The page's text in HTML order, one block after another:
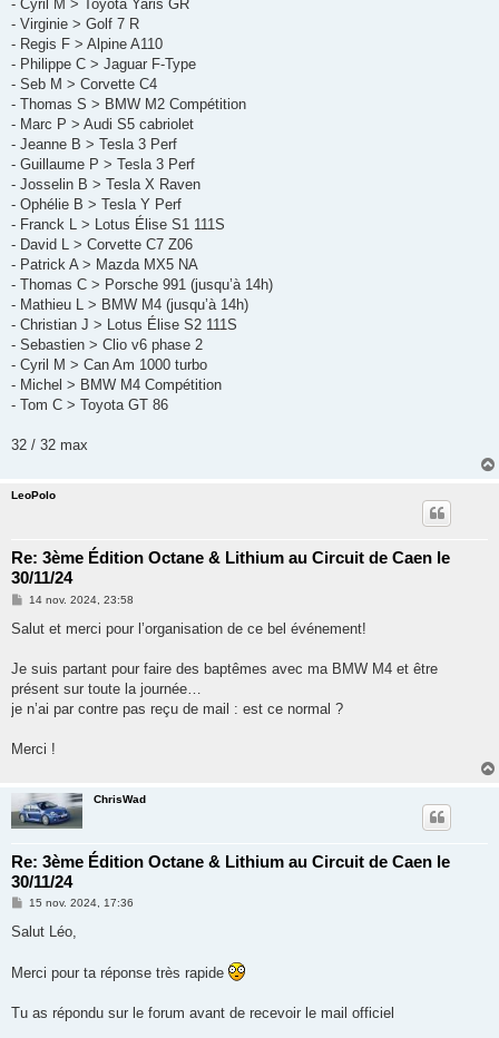
- Cyril M > Toyota Yaris GR
- Virginie > Golf 7 R
- Regis F > Alpine A110
- Philippe C > Jaguar F-Type
- Seb M > Corvette C4
- Thomas S > BMW M2 Compétition
- Marc P > Audi S5 cabriolet
- Jeanne B > Tesla 3 Perf
- Guillaume P > Tesla 3 Perf
- Josselin B > Tesla X Raven
- Ophélie B > Tesla Y Perf
- Franck L > Lotus Élise S1 111S
- David L > Corvette C7 Z06
- Patrick A > Mazda MX5 NA
- Thomas C > Porsche 991 (jusqu’à 14h)
- Mathieu L > BMW M4 (jusqu’à 14h)
- Christian J > Lotus Élise S2 111S
- Sebastien > Clio v6 phase 2
- Cyril M > Can Am 1000 turbo
- Michel > BMW M4 Compétition
- Tom C > Toyota GT 86
32 / 32 max
LeoPolo
Re: 3ème Édition Octane & Lithium au Circuit de Caen le
30/11/24
M
s
g
14 nov. 2024, 23:58
Salut et merci pour l’organisation de ce bel événement!
Je suis partant pour faire des baptêmes avec ma BMW M4 et être
présent sur toute la journée…
je n’ai par contre pas reçu de mail : est ce normal ?
Merci !
ChrisWad
Re: 3ème Édition Octane & Lithium au Circuit de Caen le
30/11/24
M
s
g
e
15 nov. 2024, 17:36
Salut Léo,
Merci pour ta réponse très rapide
Tu as répondu sur le forum avant de recevoir le mail officiel